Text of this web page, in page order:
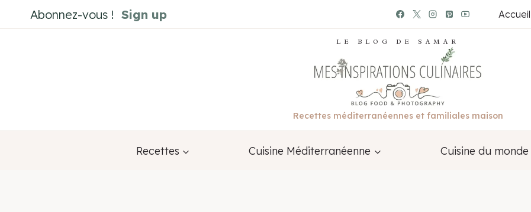
au
Abonnez-vous ! Sign up Accueil
LE BLOG DE SAMAR
Recettes méditerranéennes et familiales maison
Recettes Cuisine Méditerranéenne Cuisine du monde